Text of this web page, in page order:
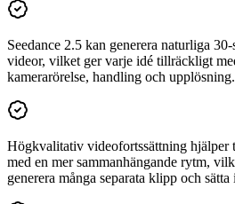
Seedance 2.5 kan generera naturliga
videor, vilket ger varje idé tillräckligt
kamerarörelse, handling och upplösning.
Högkvalitativ videofortssättning hjälper
med en mer sammanhängande rytm,
generera många separata klipp och sätta